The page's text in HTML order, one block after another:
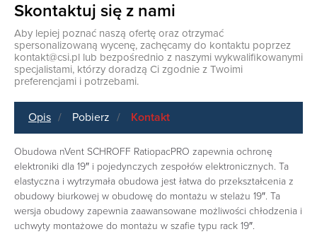
Skontaktuj się z nami
Aby lepiej poznać naszą ofertę oraz otrzymać
spersonalizowaną wycenę, zachęcamy do kontaktu poprzez
kontakt@csi.pl lub bezpośrednio z naszymi wykwalifikowanymi
specjalistami, którzy doradzą Ci zgodnie z Twoimi
preferencjami i potrzebami.
Opis Pobierz Kontakt
Obudowa nVent SCHROFF RatiopacPRO zapewnia ochronę
elektroniki dla 19″ i pojedynczych zespołów elektronicznych. Ta
elastyczna i wytrzymała obudowa jest łatwa do przekształcenia z
obudowy biurkowej w obudowę do montażu w stelażu 19″. Ta
wersja obudowy zapewnia zaawansowane możliwości chłodzenia i
uchwyty montażowe do montażu w szafie typu rack 19″.